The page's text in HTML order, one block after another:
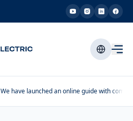
We have launched an online guide with